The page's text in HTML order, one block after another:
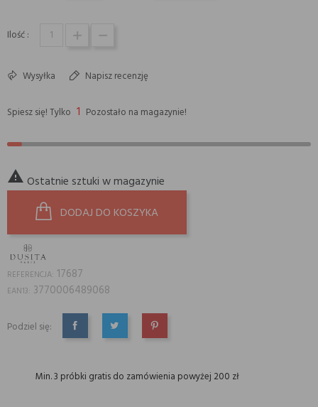
Ilość :
Wysyłka Napisz recenzję
Spiesz się! Tylko 1 Pozostało na magazynie!
 Ostatnie sztuki w magazynie
DODAJ DO KOSZYKA
REFERENCJA: 17687
EAN13: 3770006489068
Podziel się:
UDOSTĘPNIJTWEETUJPINTEREST
Min. 3 próbki gratis do zamówienia powyżej 200 zł